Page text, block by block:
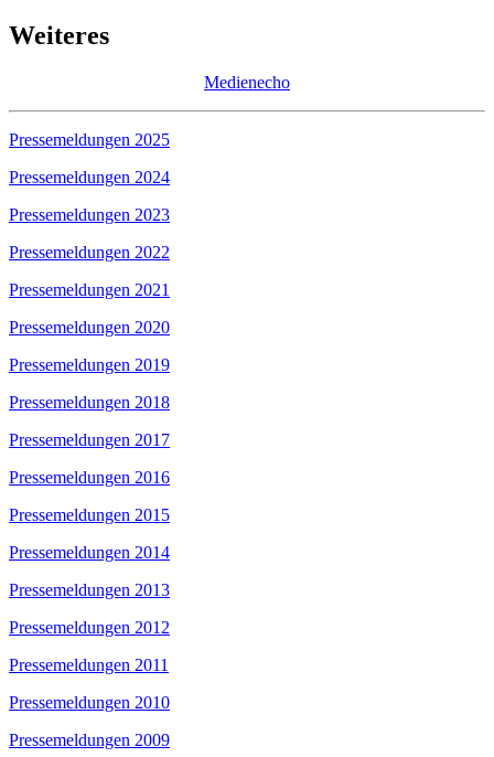
Weiteres
Medienecho
Pressemeldungen 2025
Pressemeldungen 2024
Pressemeldungen 2023
Pressemeldungen 2022
Pressemeldungen 2021
Pressemeldungen 2020
Pressemeldungen 2019
Pressemeldungen 2018
Pressemeldungen 2017
Pressemeldungen 2016
Pressemeldungen 2015
Pressemeldungen 2014
Pressemeldungen 2013
Pressemeldungen 2012
Pressemeldungen 2011
Pressemeldungen 2010
Pressemeldungen 2009